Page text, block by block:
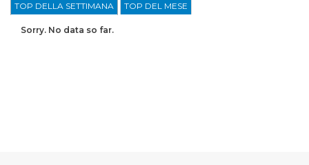
TOP DELLA SETTIMANA TOP DEL MESE
Sorry. No data so far.